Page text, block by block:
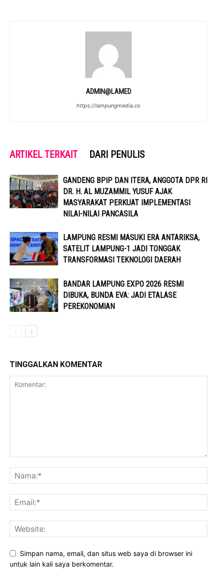
ADMIN@LAMED
https://lampungmedia.co
ARTIKEL TERKAIT DARI PENULIS
GANDENG BPIP DAN ITERA, ANGGOTA DPR RI
DR. H. AL MUZAMMIL YUSUF AJAK
MASYARAKAT PERKUAT IMPLEMENTASI
NILAI-NILAI PANCASILA
LAMPUNG RESMI MASUKI ERA ANTARIKSA,
SATELIT LAMPUNG-1 JADI TONGGAK
TRANSFORMASI TEKNOLOGI DAERAH
BANDAR LAMPUNG EXPO 2026 RESMI
DIBUKA, BUNDA EVA: JADI ETALASE
PEREKONOMIAN
TINGGALKAN KOMENTAR
Simpan nama, email, dan situs web saya di browser ini
untuk lain kali saya berkomentar.